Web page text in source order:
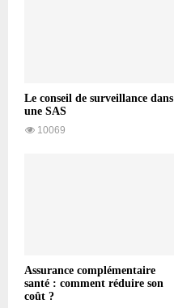
Le conseil de surveillance dans
une SAS
10069
Assurance complémentaire
santé : comment réduire son
coût ?